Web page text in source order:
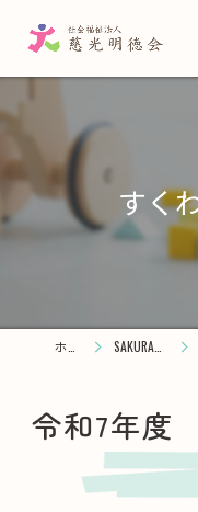
すく
SAKURA保育園
令和7年度